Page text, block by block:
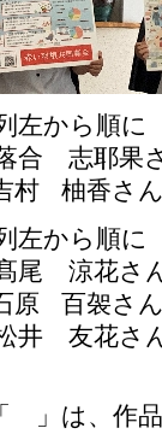
左から順に
合 志耶果
村 柚香さ
左から順に
尾 涼花さ
原 百袈さ
友花さん
」は、作品